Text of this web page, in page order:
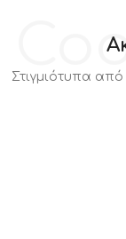
Στιγμιότυπα